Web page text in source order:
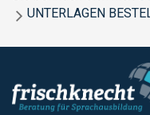
UNTERLAGEN